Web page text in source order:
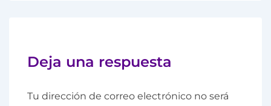
Deja una respuesta
Tu dirección de correo electrónico no será